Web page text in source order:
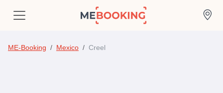
ME-Booking Mexico Creel